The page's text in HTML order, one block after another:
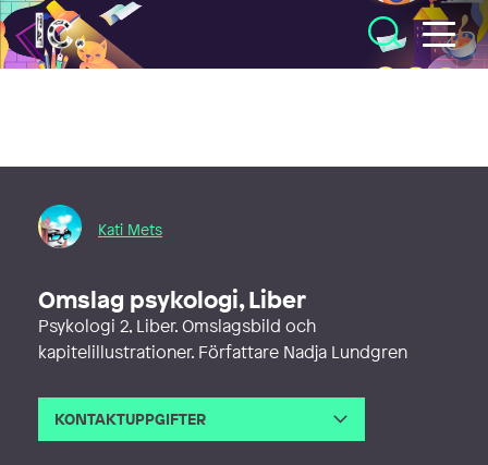
Illustratörcentrum
Kati Mets
Omslag psykologi, Liber
Psykologi 2, Liber. Omslagsbild och
kapitelillustrationer. Författare Nadja Lundgren
KONTAKTUPPGIFTER